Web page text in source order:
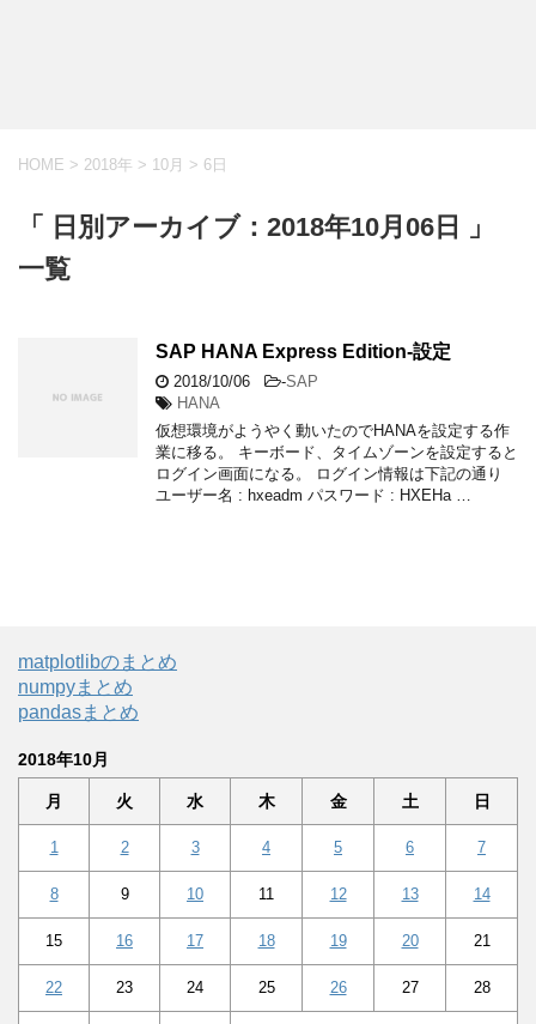
HOME > 2018年 > 10月 > 6日
「 日別アーカイブ：2018年10月06日 」
一覧
SAP HANA Express Edition-設定
2018/10/06 -SAP
HANA
仮想環境がようやく動いたのでHANAを設定する作
業に移る。 キーボード、タイムゾーンを設定すると
ログイン画面になる。 ログイン情報は下記の通り
ユーザー名 : hxeadm パスワード : HXEHa …
matplotlibのまとめ
numpyまとめ
pandasまとめ
2018年10月
月 火 水 木 金 土 日
1 2 3 4 5 6 7
8 9 10 11 12 13 14
15 16 17 18 19 20 21
22 23 24 25 26 27 28